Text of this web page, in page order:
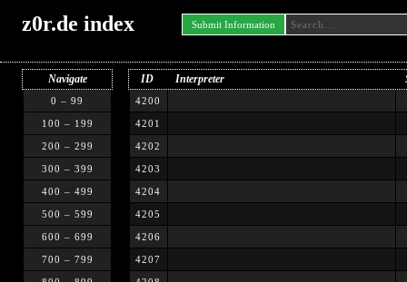
z0r.de index Submit Information
Navigate
0 – 99
100 – 199
200 – 299
300 – 399
400 – 499
500 – 599
600 – 699
700 – 799
ID Interpreter
4200
4201
4202
4203
4204
4205
4206
4207